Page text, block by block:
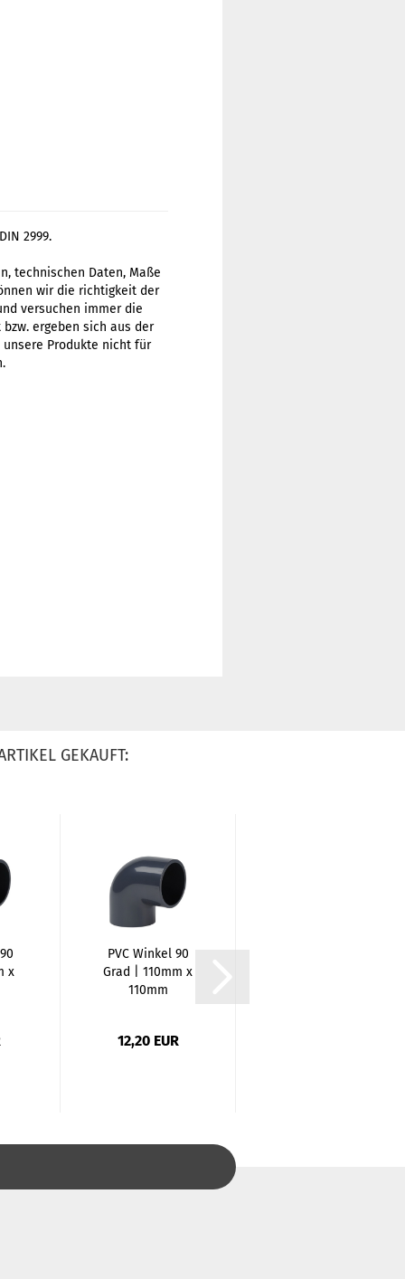
2999.
technischen Daten, Maße
wir die richtigkeit der
versuchen immer die
ergeben sich aus der
Produkte nicht für
GEKAUFT:
x
PVC Winkel 90
Grad | 110mm x
110mm
12,20 EUR